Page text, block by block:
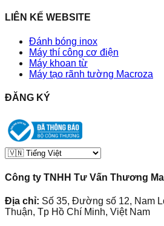
LIÊN KẾ WEBSITE
Đánh bóng inox
Máy thí công cơ điện
Máy khoan từ
Máy tạo rãnh tường Macroza
ĐĂNG KÝ
Công ty TNHH Tư Vấn Thương
Địa chỉ: Số 35, Đường số 12, Nam
Thuận, Tp Hồ Chí Minh, Việt Nam